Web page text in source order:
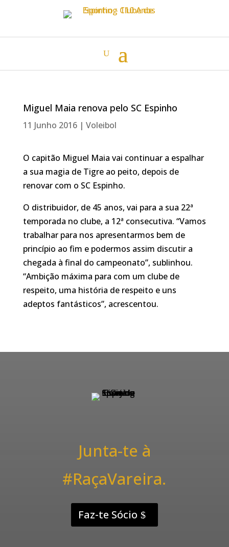
Miguel Maia renova pelo SC Espinho
11 Junho 2016| Voleibol
O capitão Miguel Maia vai continuar a espalhar
a sua magia de Tigre ao peito, depois de
renovar com o SC Espinho.
O distribuidor, de 45 anos, vai para a sua 22ª
temporada no clube, a 12ª consecutiva. “Vamos
trabalhar para nos apresentarmos bem de
princípio ao fim e podermos assim discutir a
chegada à final do campeonato”, sublinhou.
“Ambição máxima para com um clube de
respeito, uma história de respeito e uns
adeptos fantásticos”, acrescentou.
Junta-te à
#RaçaVareira.
Faz-te Sócio